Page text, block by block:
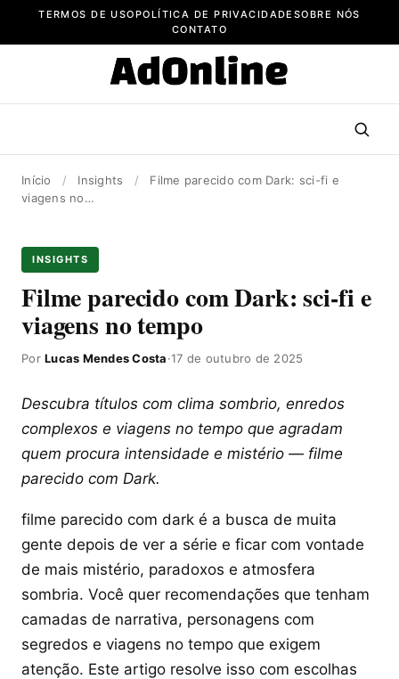
TERMOS DE USOPOLÍTICA DE PRIVACIDADE SOBRE NÓS
CONTATO
Início / Insights /
Filme parecido com Dark: sci-fi e
viagens no…
INSIGHTS
Filme parecido com Dark: sci-fi e
viagens no tempo
PorLucas Mendes Costa·17 de outubro de 2025
Descubra títulos com clima sombrio, enredos
complexos e viagens no tempo que agradam
quem procura intensidade e mistério — filme
parecido com Dark.
filme parecido com dark é a busca de muita
gente depois de ver a série e ficar com vontade
de mais mistério, paradoxos e atmosfera
sombria. Você quer recomendações que tenham
camadas de narrativa, personagens com
segredos e viagens no tempo que exigem
atenção. Este artigo resolve isso com escolhas